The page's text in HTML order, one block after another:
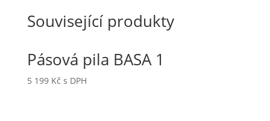
Související produkty
Pásová pila BASA 1
5 199 Kč s DPH